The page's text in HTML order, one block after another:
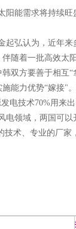
能需求将持续
弘认为，近年
随着一批高效太
双方要善于相互
施能力优势“嫁
电技术70%用来
领域，两国可
术、专业的厂家